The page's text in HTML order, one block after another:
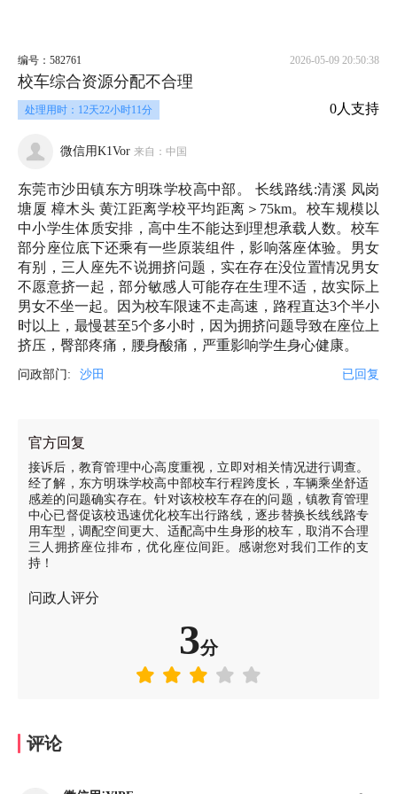
编号：582761 2026-05-09 20:50:38
校车综合资源分配不合理
处理用时：12天22小时11分 0人支持
微信用K1Vor 来自：中国
东莞市沙田镇东方明珠学校高中部。 长线路线:清溪 凤岗
塘厦 樟木头 黄江距离学校平均距离＞75km。校车规模以
中小学生体质安排，高中生不能达到理想承载人数。校车
部分座位底下还乘有一些原装组件，影响落座体验。男女
有别，三人座先不说拥挤问题，实在存在没位置情况男女
不愿意挤一起，部分敏感人可能存在生理不适，故实际上
男女不坐一起。因为校车限速不走高速，路程直达3个半小
时以上，最慢甚至5个多小时，因为拥挤问题导致在座位上
挤压，臀部疼痛，腰身酸痛，严重影响学生身心健康。
问政部门: 沙田 已回复
官方回复
接诉后，教育管理中心高度重视，立即对相关情况进行调查。
经了解，东方明珠学校高中部校车行程跨度长，车辆乘坐舒适
感差的问题确实存在。针对该校校车存在的问题，镇教育管理
中心已督促该校迅速优化校车出行路线，逐步替换长线线路专
用车型，调配空间更大、适配高中生身形的校车，取消不合理
三人拥挤座位排布，优化座位间距。感谢您对我们工作的支
持！
问政人评分
3分
评论